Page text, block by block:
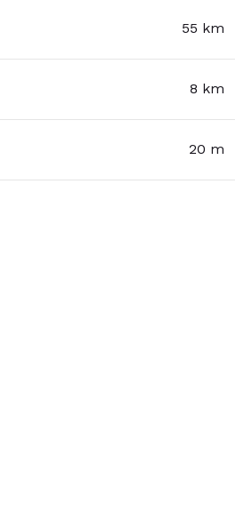
55 km
8 km
20 m